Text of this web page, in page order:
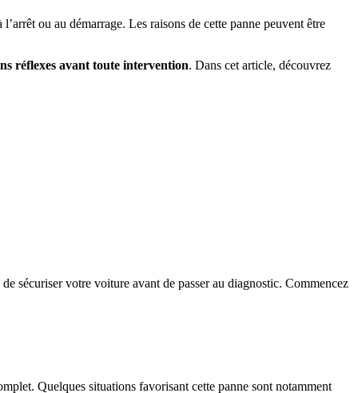
ou au démarrage. Les raisons de cette panne peuvent être
réflexes avant toute intervention. Dans cet article, découvrez
sécuriser votre voiture avant de passer au diagnostic. Commencez
Quelques situations favorisant cette panne sont notamment